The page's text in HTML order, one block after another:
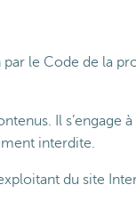
par le Code de la
Il s’engage
interdite.
du site